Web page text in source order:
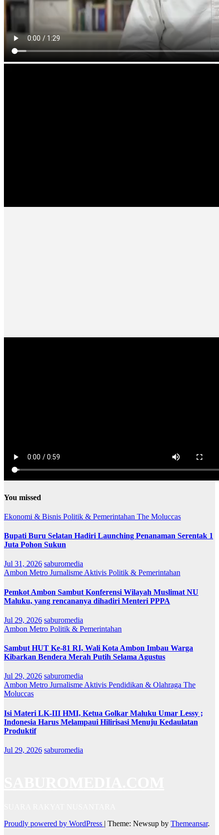
You missed
Ekonomi & Bisnis Politik & Pemerintahan The Moluccas
Bupati Buru Selatan Hadiri Launching Penanaman Serentak 1
Juta Pohon Sukun
Jul 31, 2026 saburomedia
Ambon Metro Jurnalisme Aktivis Politik & Pemerintahan
Pemkot Ambon Sambut Konferensi Wilayah Muslimat NU
Maluku, yang rencananya dihadiri Menteri PPPA
Jul 29, 2026 saburomedia
Ambon Metro Politik & Pemerintahan
Sambut HUT Ke-81 RI, Wali Kota Ambon Imbau Warga
Kibarkan Bendera Merah Putih Selama Agustus
Jul 29, 2026 saburomedia
Ambon Metro Jurnalisme Aktivis Pendidikan & Olahraga The
Moluccas
Isi Materi LK-III HMI, Ketua Golkar Maluku Umar Lessy ;
Indonesia Harus Melampaui Hilirisasi Menuju Kedaulatan
Produktif
Jul 29, 2026 saburomedia
Proudly powered by WordPress | Theme: Newsup by Themeansar.